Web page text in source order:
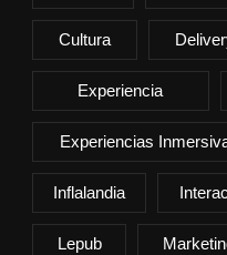
Cultura
Experiencia
Experiencias
Inflalandia
Lepub